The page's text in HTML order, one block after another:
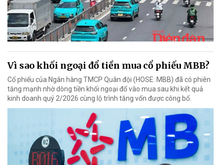
Vì sao khối ngoại đổ tiền mua cổ phiếu MBB?
Cổ phiếu của Ngân hàng TMCP Quân đội (HOSE: MBB) đã có phiên
tăng mạnh nhờ dòng tiền khối ngoại đổ vào mua sau khi kết quả
kinh doanh quý 2/2026 cùng lộ trình tăng vốn được công bố.